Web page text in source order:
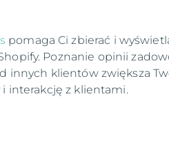
pomaga Ci zbierać i
Poznanie opinii
innych klientów zwiększa
interakcję z klientami.